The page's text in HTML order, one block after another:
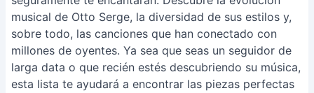
musical de Otto Serge, la diversidad de sus estilos y,
sobre todo, las canciones que han conectado con
millones de oyentes. Ya sea que seas un seguidor de
larga data o que recién estés descubriendo su música,
esta lista te ayudará a encontrar las piezas perfectas